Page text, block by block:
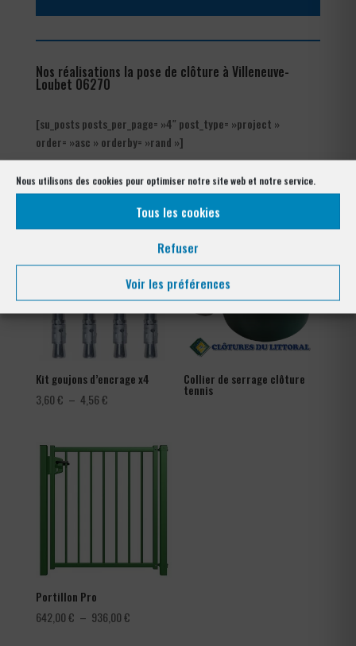
Nous utilisons des cookies pour optimiser notre site web et notre service.
Tous les cookies
Refuser
Voir les préférences
Nos réalisations la pose de clôture à Villeneuve-
Loubet 06270
[su_posts posts_per_page= »4″ post_type= »project »
order= »asc » orderby= »rand »]
Les produits de clôtures utilisés
à Villeneuve-Loubet 06270
Kit goujons d’encrage x4
3,60€ – 4,56€Plage
3,60 €
Collier de serrage clôture
tennis
Portillon Pro
642,00€ – 936,00€Plage